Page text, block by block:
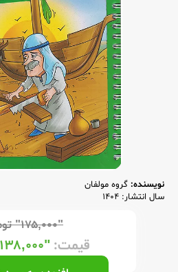
نویسنده: گروه مولفان
سال انتشار: 1404
"۱۷۵,۰۰۰"
قیمت:"۱۳۸,۰۰۰"